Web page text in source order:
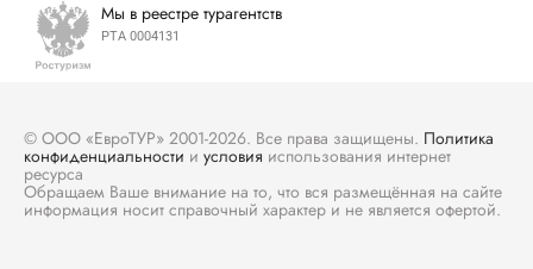
Мы в реестре турагентств
РТА 0004131
© ООО «ЕвроТУР» 2001-2026. Все права защищены. Политика
конфиденциальности и условия использования интернет
ресурса
Обращаем Ваше внимание на то, что вся размещённая на сайте
информация носит справочный характер и не является офертой.